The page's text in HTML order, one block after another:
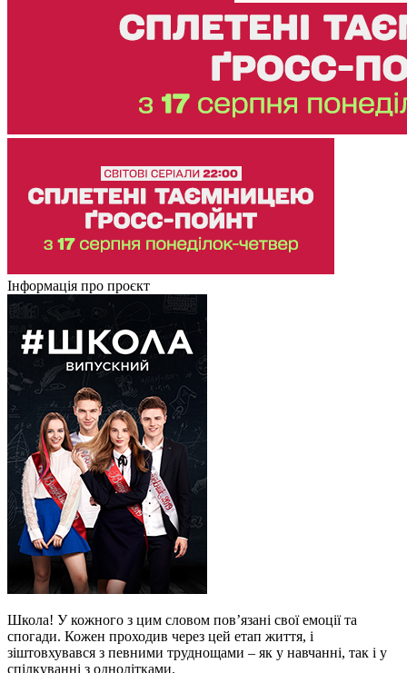
Інформація про проєкт
Школа! У кожного з цим словом пов’язані свої емоції та
спогади. Кожен проходив через цей етап життя, і
зіштовхувався з певними труднощами – як у навчанні, так і у
спілкуванні з однолітками.